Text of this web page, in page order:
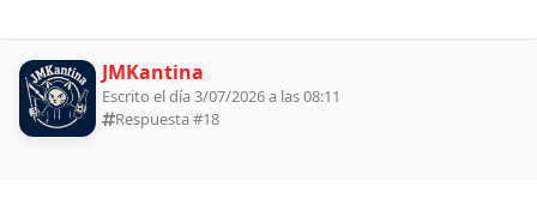
JMKantina
Escrito el día 3/07/2026 a las 08:11
Respuesta #18